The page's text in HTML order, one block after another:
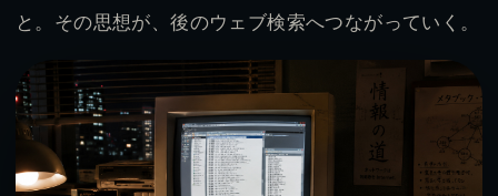
と。その思想が、後のウェブ検索へつながっていく。